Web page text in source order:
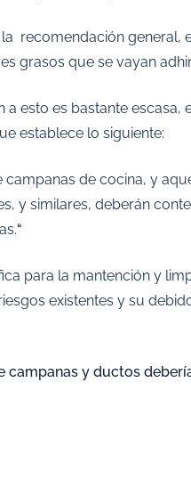
recomendación general,
grasos que se vayan
esto es bastante escasa,
establece lo siguiente:
campanas de cocina, y
y similares, deberán
“
para la mantención y
existentes y su
campanas y ductos